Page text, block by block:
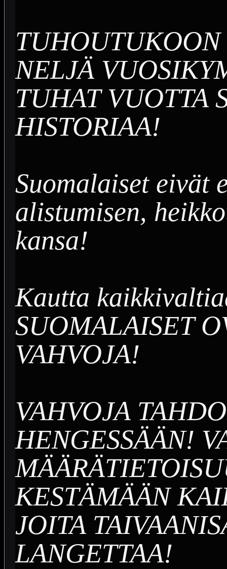
NELJÄ
TUHAT VUOTTA
HISTORIAA!
Suomalaiset eivät
alistumisen,
kansa!
Kautta
SUOMALAISET
VAHVOJA!
VAHVOJA
HENGESSÄÄN!
KESTÄMÄÄN
JOITA
LANGETTAA!